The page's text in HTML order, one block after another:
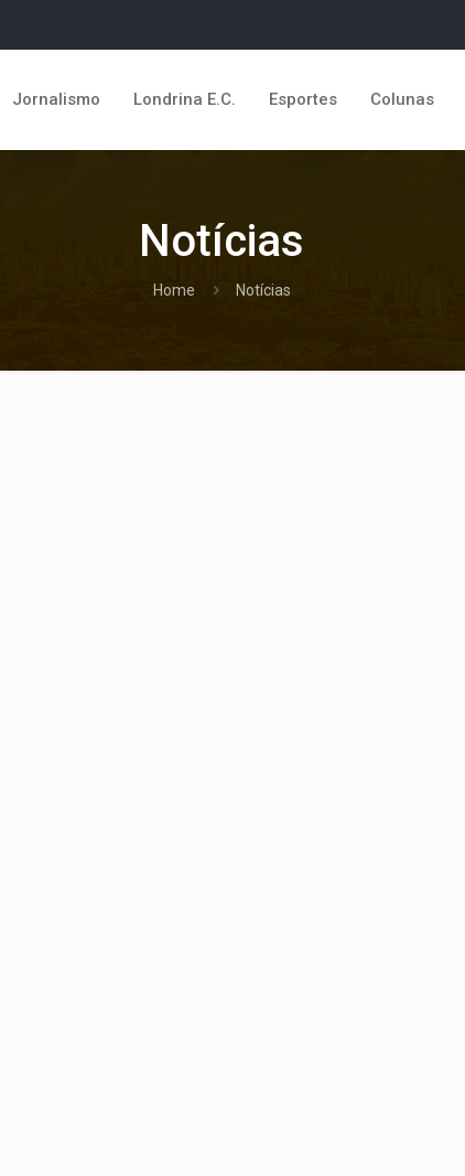
Jornalismo Londrina E.C. Esportes Colunas
Notícias
Home Notícias